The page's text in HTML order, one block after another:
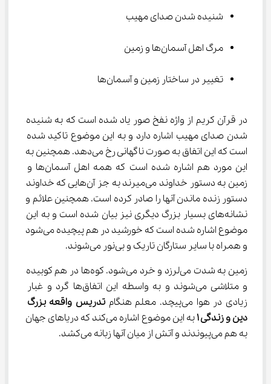
شنیده شدن صدای مهیب
مرگ اهل آسمان‌ها و زمین
تغییر در ساختار زمین و آسمان‌ها
در قرآن کریم از واژه نفخ صور یاد شده است که به شنیده
شدن صدای مهیب اشاره دارد و به این موضوع تاکید شده
است که این اتفاق به صورت ناگهانی رخ می‌دهد. همچنین به
این مورد هم اشاره شده است که همه اهل آسمان‌ها و
زمین به دستور خداوند می‌میرند به جز آن‌هایی که خداوند
دستور زنده ماندن آنها را صادر کرده است. همچنین علائم و
نشانه‌های بسیار بزرگ دیگری نیز بیان شده است و به این
موضوع اشاره شده است که خورشید در هم پیچیده می‌شود
و همراه با سایر ستارگان تاریک و بی‌نور می‌شوند.
زمین به شدت می‌لرزد و خرد می‌شود. کوه‌ها در هم کوبیده
و متلاشی می‌شوند و به واسطه این اتفاق‌ها گرد و غبار
زیادی در هوا می‌پیچد. معلم هنگام
تدریس واقعه بزرگ
دین و زندگی ۱
به این موضوع اشاره می‌کند که دریاهای جهان
به هم می‌پیوندند و آتش از میان آنها زبانه می‌کشد.